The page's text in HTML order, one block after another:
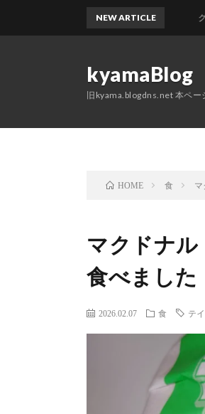
kyamaBlog
旧kyama.blogdns.net 本ペ
NEW ARTICLEグッドコム
HOME 食
マクドナル
食べました
2026.02.07 食 テ